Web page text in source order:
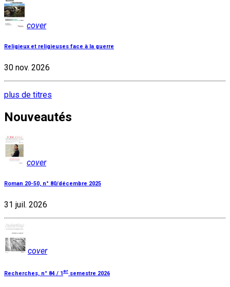
cover
Religieux et religieuses face à la guerre
30 nov. 2026
plus de titres
Nouveautés
cover
Roman 20-50, n° 80/décembre 2025
31 juil. 2026
cover
Recherches, n° 84 / 1er semestre 2026